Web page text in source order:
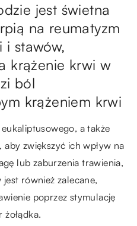
jest świetna
na reumatyzm
i stawów,
krążenie krwi w
ból
krążeniem krwi
a także
zwiększyć ich wpływ na
lub zaburzenia trawienia,
również zalecane,
poprzez stymulację
żołądka.